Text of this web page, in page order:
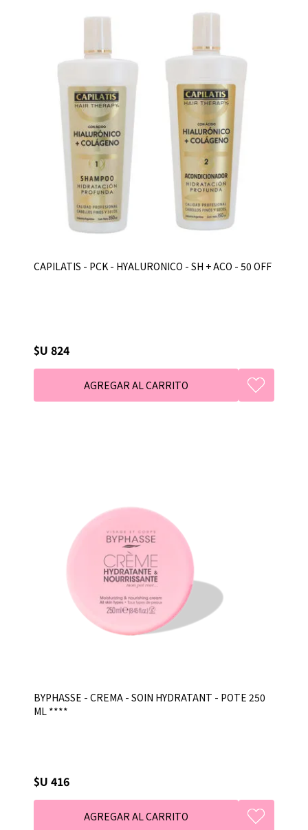
CAPILATIS - PCK - HYALURONICO - SH + ACO - 50 OFF
$U 824
BYPHASSE - CREMA - SOIN HYDRATANT - POTE 250
ML ****
$U 416